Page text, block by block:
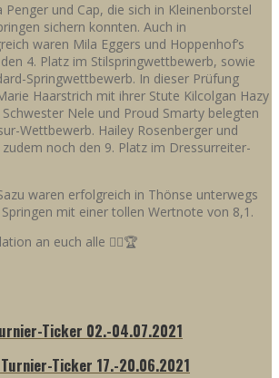
und Cap, die sich in Kleinenborstel
sichern konnten. Auch in
waren Mila Eggers und Hoppenhof’s
4. Platz im Stilspringwettbewerb, sowie
Springwettbewerb. In dieser Prüfung
Haarstrich mit ihrer Stute Kilcolgan Hazy
Nele und Proud Smarty belegten
Wettbewerb. Hailey Rosenberger und
noch den 9. Platz im Dressurreiter-
waren erfolgreich in Thönse unterwegs
mit einer tollen Wertnote von 8,1.
an euch alle 👍🏻🏆
Ticker 02.-04.07.2021
Turnier-Ticker 17.-20.06.2021